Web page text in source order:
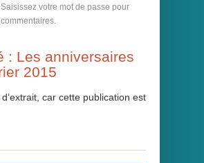
Saisissez votre mot de passe pour
: Les anniversaires
2015
d’extrait, car cette publication est